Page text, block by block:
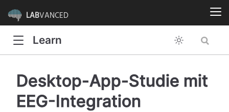
LABVANCED
Learn
Desktop-App-Studie mit
EEG-Integration